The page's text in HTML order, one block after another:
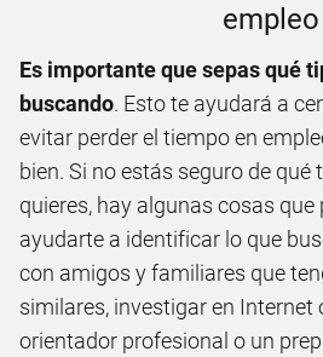
empleo
Es importante que sepas qué
buscando. Esto te ayudará a
evitar perder el tiempo en
bien. Si no estás seguro de qué
quieres, hay algunas cosas que
ayudarte a identificar lo que
con amigos y familiares que
similares, investigar en Internet
orientador profesional o un